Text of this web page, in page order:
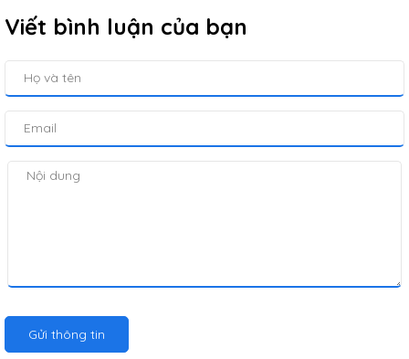
Viết bình luận của bạn
Gửi thông tin